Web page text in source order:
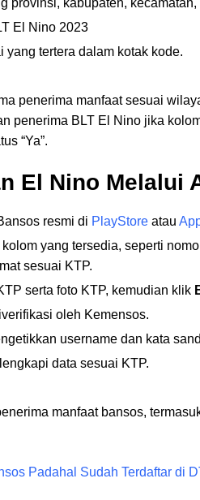
provinsi, kabupaten,
El Nino 2023
yang tertera dalam kotak kode.
penerima manfaat sesuai
penerima BLT El Nino jika
“Ya”.
El Nino Melalui
resmi di PlayStore atau
yang tersedia, seperti
sesuai KTP.
serta foto KTP, kemudian klik
oleh Kemensos.
username dan kata
data sesuai KTP.
manfaat bansos,
Padahal Sudah Terdaftar di